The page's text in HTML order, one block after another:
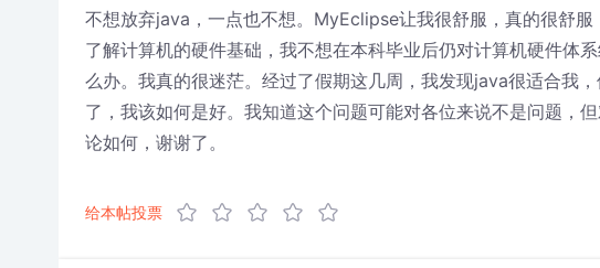
不想放弃java，一点也不想。MyEclipse让我很舒服，真的很舒
了解计算机的硬件基础，我不想在本科毕业后仍对计算机硬件体
么办。我真的很迷茫。经过了假期这几周，我发现java很适合我
了，我该如何是好。我知道这个问题可能对各位来说不是问题，
论如何，谢谢了。
给本帖投票